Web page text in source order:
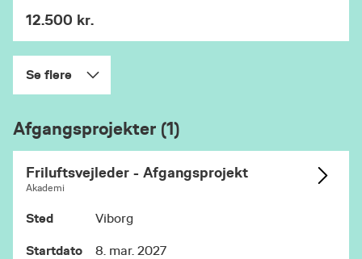
12.500 kr.
Se flere
Afgangsprojekter (1)
Friluftsvejleder - Afgangsprojekt
Akademi
Sted Viborg
Startdato 8. mar. 2027